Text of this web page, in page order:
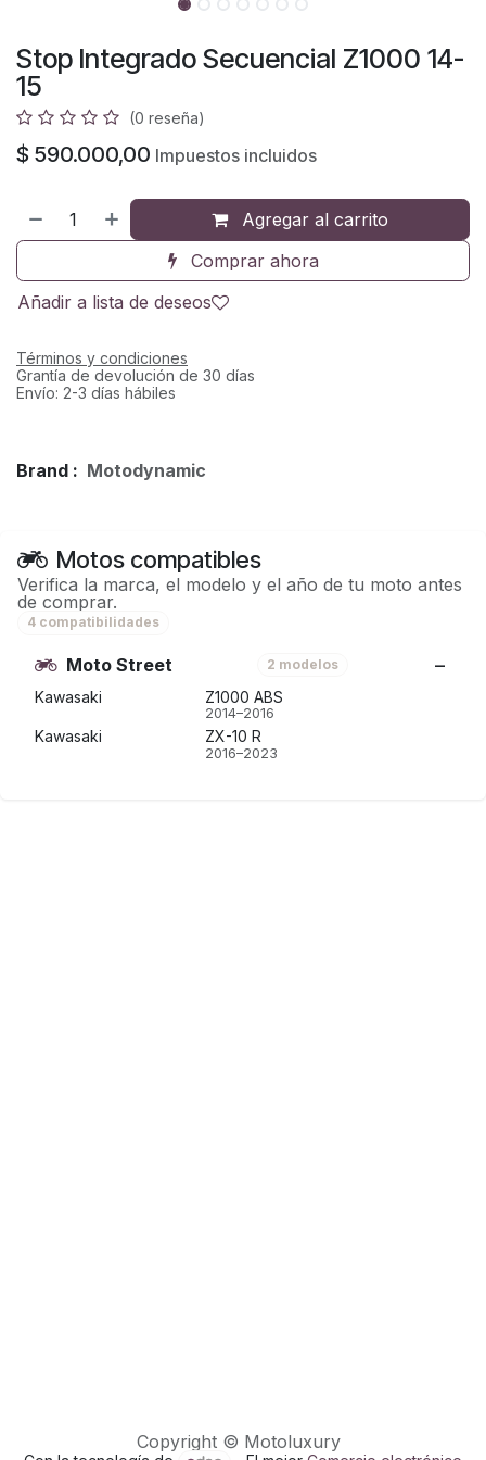
Stop Integrado Secuencial Z1000 14-
15
(0 reseña)
$ 590.000,00 Impuestos incluidos
Agregar al carrito
Comprar ahora
Añadir a lista de deseos
Términos y condiciones
Grantía de devolución de 30 días
Envío: 2-3 días hábiles
Brand : Motodynamic
Motos compatibles
Verifica la marca, el modelo y el año de tu moto antes
de comprar.
4 compatibilidades
Moto Street 2 modelos
Kawasaki Z1000 ABS
2014–2016
Kawasaki ZX-10 R
2016–2023
Copyright © Motoluxury